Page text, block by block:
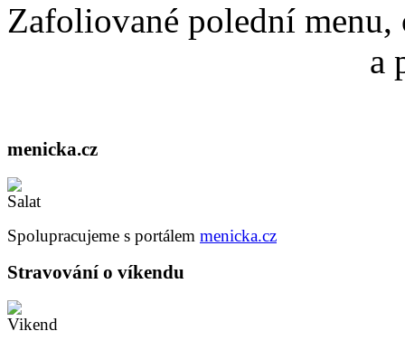
Zafoliované polední menu,
a
menicka.cz
Spolupracujeme s portálem menicka.cz
Stravování o víkendu